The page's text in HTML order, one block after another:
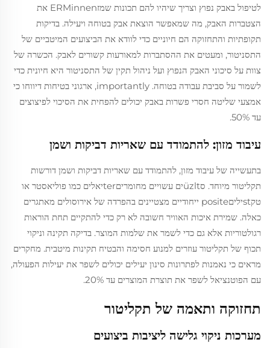
לטיפול באבק נפוץ וצריך שיהיו להם תכונות שמזERMinnen את
הצטברות האבק, מה שמאפשר הוצאת אבק בטוחה ויעילה. בדיקות
תקופתיות והתחזוקה הם חיוניים כדי לוודא את הביצועים המיטביים של
התסניטור, ומעטים את ההסתברות למאורעות קשורים לאבק. הכשרה של
צוות על סיכוני האבק הנפוץ ועל ניהול תקין של התסניטור היא חיונית כדי
לשמור על סביבת עבודה בטוחה. importantly, ארגוני בטיחות דיווחו כי
אמצעי שליטה חסרי פשרות באבק יכולים להפחית את הסיכוי לפיצוצים
עד 50%.
עיבוד מזון: להתמודד עם שאריות דביקות ושמן
בתעשייה של עיבוד מזון, להתמודד עם שאריות דביקות ושמן דורשות
תקליטור מיוחד. סüzltים עשויים מחומריםterיאלים כמו פוליאסטר או
טקstיליםposite ייחודיים מצטיינים בהפרדה של אירוסולים מאתגרים
כאלה. שמירת איכות האוויר חשובה לא רק כדי להתקיים תחת הוראות
רגולטוריות אלא גם כדי לשמר את שלמות המוצר. בדיקה תקינה וניקוי
תכוף של תקליטור עוזרים למנוע חסימה והבטיח תקינות מיטבית. מחקרים
מראים כי נאמנות לפתרונות סינון יעילים יכולים לשפר את יעילות הפעולה,
עם הפוטנציאל לשפר את תוצרת המוצרים עד 20%.
תחזוקה ותאמה של תקליטור
מערכות ניקוי גלישה ליציבות ביצועים